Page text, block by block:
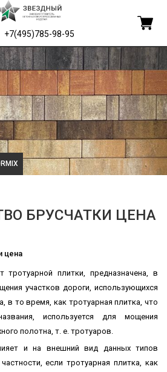
+7(495)785-98-95
БРУСЧАТКИ ЦЕНА
цена
тротуарной плитки, предназначена, в
участков дороги, использующихся
в то время, как тротуарная плитка, что
используется для мощения
полотна, т. е. тротуаров.
и на внешний вид данных типов
если тротуарная плитка, как